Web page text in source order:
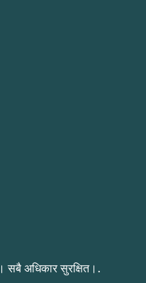
सबै अधिकार सुरक्षित।.